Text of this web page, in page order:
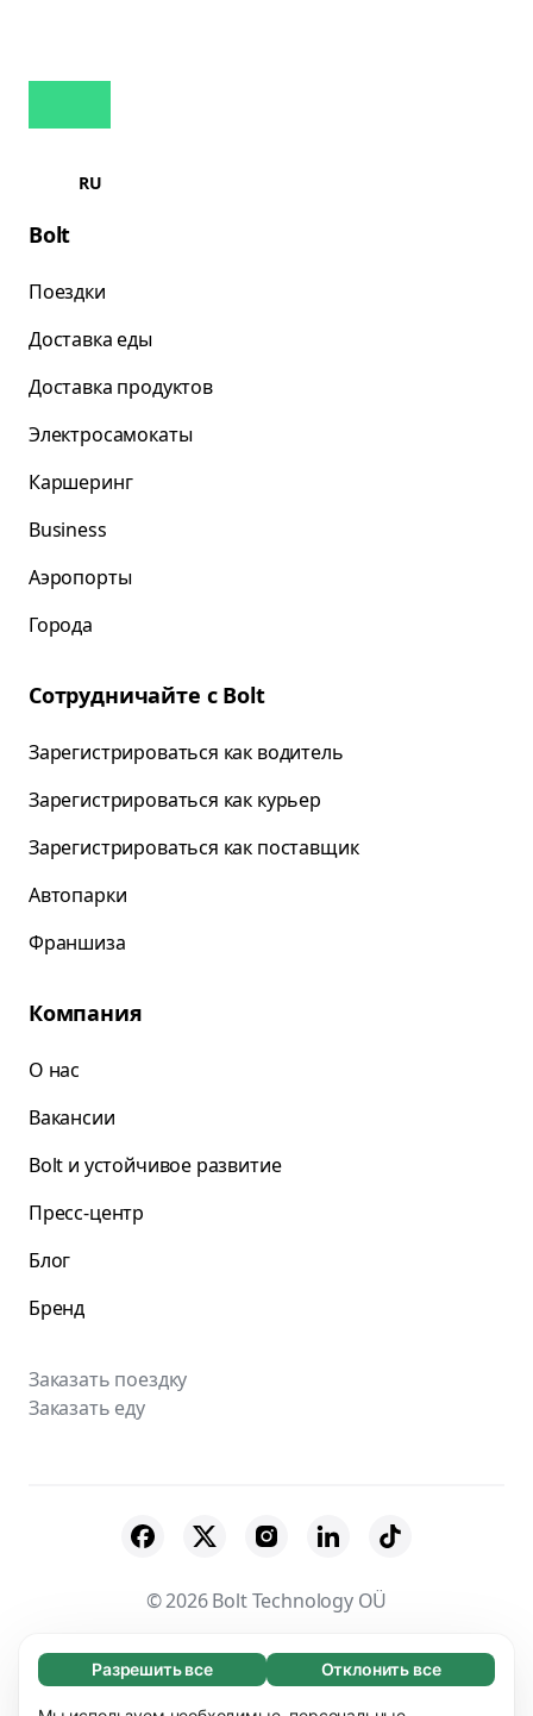
Обязательные (65)
Эти файлы необходимы для того, чтобы вы
Разрешить все Отклонить все
RU
Bolt
Поездки
Доставка еды
Доставка продуктов
Электросамокаты
Каршеринг
Business
Аэропорты
Города
Сотрудничайте с Bolt
Зарегистрироваться как водитель
Зарегистрироваться как курьер
Зарегистрироваться как поставщик
Автопарки
Франшиза
Компания
О нас
Вакансии
Bolt и устойчивое развитие
Пресс-центр
Блог
Бренд
Заказать поездку
Заказать еду
© 2026 Bolt Technology OÜ
Поставщики
Пользовательское соглашение
Конфиденциальность
Файлы cookies